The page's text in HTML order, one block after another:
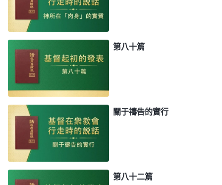
第八十篇
關于禱告的實行
第八十二篇